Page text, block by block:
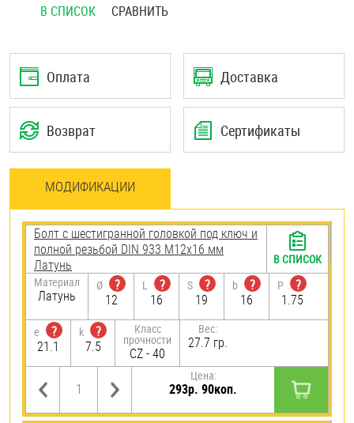
В СПИСОК СРАВНИТЬ
Оплата Доставка
Возврат Сертификаты
МОДИФИКАЦИИ
Болт с шестигранной головкой под ключ и
полной резьбой DIN 933 М12х16 мм
Латунь
Материал
Латунь
Ø
?
12
L
?
16
S
?
19
b
?
16
P
?
1.75
e
?
21.1
k
?
7.5
Класс
прочности
CZ - 40
Вес:
27.7 гр.
Цена:
293р. 90коп.
В СПИСОК